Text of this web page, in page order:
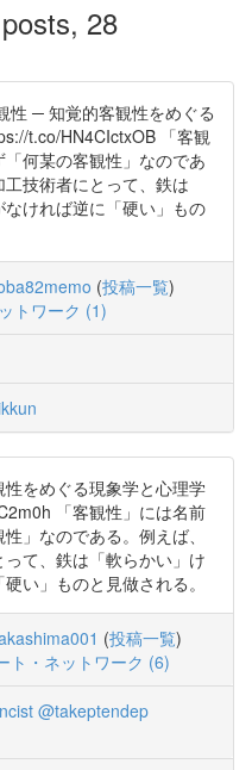
28
性 ─ 知覚的客観性をめぐる
t.co/HN4CIctxOB 「客観
何某の客観性」なのであ
技術者にとって、鉄は
なければ逆に「硬い」もの
(投稿一覧)
トワーク (1)
をめぐる現象学と心理学
「客観性」には名前
」なのである。例えば、
て、鉄は「軟らかい」け
い」ものと見做される。
(投稿一覧)
ト・ネットワーク (6)
@takeptendep